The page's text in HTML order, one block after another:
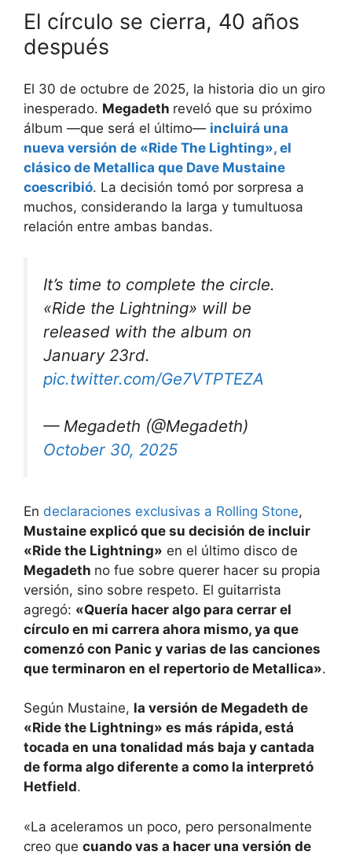
El círculo se cierra, 40 años
después
El 30 de octubre de 2025, la historia dio un giro
inesperado. Megadeth reveló que su próximo
álbum —que será el último— incluirá una
nueva versión de «Ride The Lighting», el
clásico de Metallica que Dave Mustaine
coescribió. La decisión tomó por sorpresa a
muchos, considerando la larga y tumultuosa
relación entre ambas bandas.
It’s time to complete the circle.
«Ride the Lightning» will be
released with the album on
January 23rd.
pic.twitter.com/Ge7VTPTEZA
— Megadeth (@Megadeth)
October 30, 2025
En declaraciones exclusivas a Rolling Stone,
Mustaine explicó que su decisión de incluir
«Ride the Lightning» en el último disco de
Megadeth no fue sobre querer hacer su propia
versión, sino sobre respeto. El guitarrista
agregó: «Quería hacer algo para cerrar el
círculo en mi carrera ahora mismo, ya que
comenzó con Panic y varias de las canciones
que terminaron en el repertorio de Metallica».
Según Mustaine, la versión de Megadeth de
«Ride the Lightning» es más rápida, está
tocada en una tonalidad más baja y cantada
de forma algo diferente a como la interpretó
Hetfield.
«La aceleramos un poco, pero personalmente
creo que cuando vas a hacer una versión de